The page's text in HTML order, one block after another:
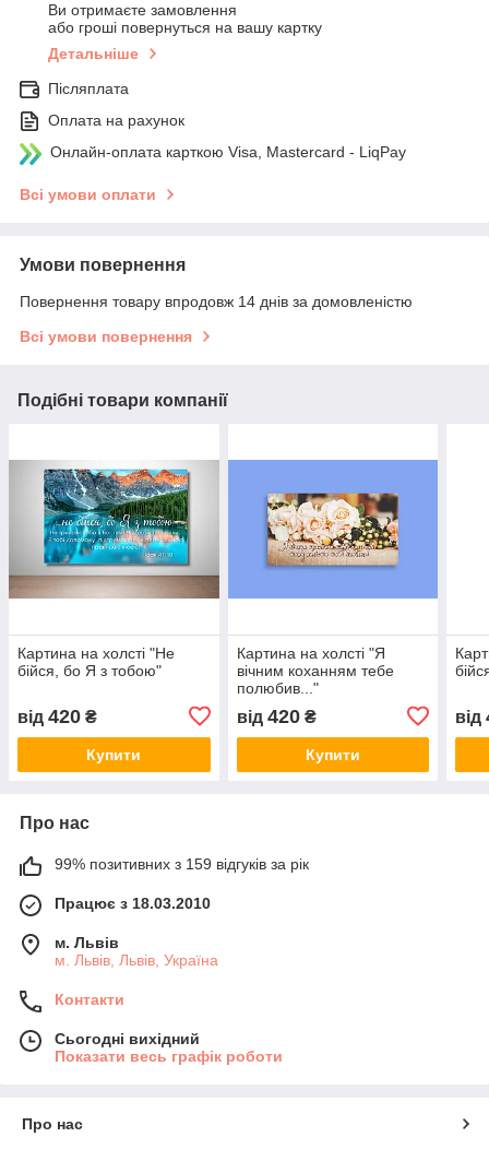
Ви отримаєте замовлення
або гроші повернуться на вашу картку
Детальніше
Післяплата
Оплата на рахунок
Онлайн-оплата карткою Visa, Mastercard - LiqPay
Всі умови оплати
Умови повернення
Повернення товару впродовж 14 днів за домовленістю
Всі умови повернення
Подібні товари компанії
Картина на холсті "Не
бійся, бо Я з тобою"
від 420 ₴
Купити
Картина на холсті "Я
вічним коханням тебе
полюбив..."
від 420₴
Купити
від
Про нас
99% позитивних з 159 відгуків за рік
Працює з 18.03.2010
м. Львів
м. Львів, Львів, Україна
Контакти
Сьогодні вихідний
Показати весь графік роботи
Про нас